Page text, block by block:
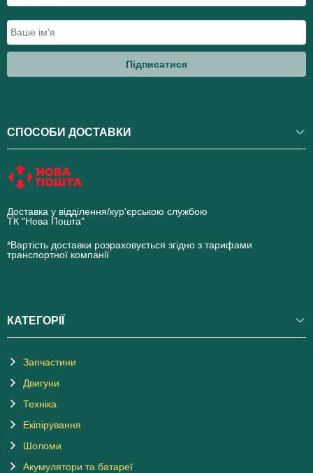
Підписатися
СПОСОБИ ДОСТАВКИ
Доставка у відділення/кур'єрською службою
ТК "Нова Пошта"
*Вартість доставки розраховується згідно з тарифами
транспортної компанії
КАТЕГОРІЇ
Запчастини
Двигуни
Техніка
Екіпірування
Шоломи
Акумулятори та батареї